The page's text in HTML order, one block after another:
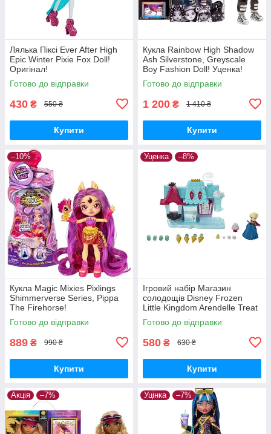
Лялька Піксі Ever After High
Epic Winter Pixie Fox Doll!
Оригінал!
Готово до відправки
430 ₴ 550 ₴
Купити
Кукла Rainbow High Shadow
Ash Silverstone, Greyscale
Boy Fashion Doll! Уценка!
Готово до відправки
1 200 ₴ 1 410 ₴
Купити
–10%
Кукла Magic Mixies Pixlings
Shimmerverse Series, Pippa
The Firehorse!
Готово до відправки
889 ₴ 990 ₴
Купити
Уценка –8%
Ігровий набір Магазин
солодощів Disney Frozen
Little Kingdom Arendelle Treat
Shoppe! ОЧЕНКА! Читайте
опис.
Готово до відправки
580 ₴ 630 ₴
Купити
Акція –7% Уцінка –7%